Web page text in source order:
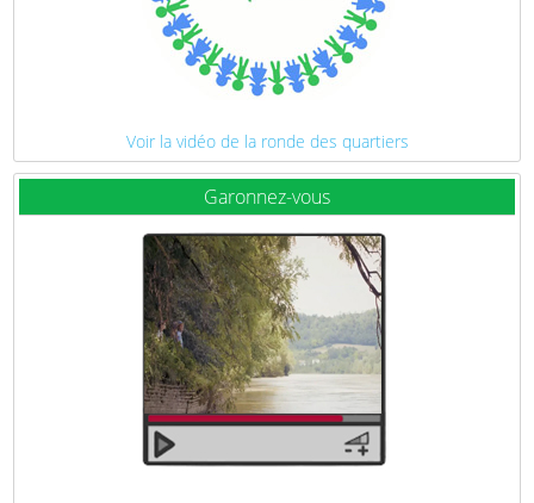
Voir la vidéo de la ronde des quartiers
Garonnez-vous